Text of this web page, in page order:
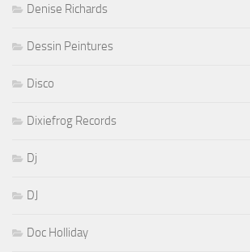
Denise Richards
Dessin Peintures
Disco
Dixiefrog Records
Dj
DJ
Doc Holliday